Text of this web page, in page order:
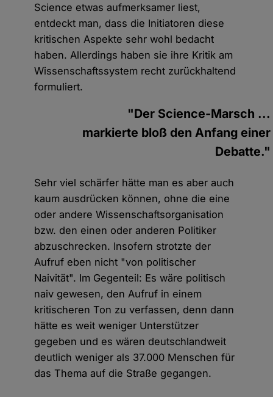
Science etwas aufmerksamer liest,
entdeckt man, dass die Initiatoren diese
kritischen Aspekte sehr wohl bedacht
haben. Allerdings haben sie ihre Kritik am
Wissenschaftssystem recht zurückhaltend
formuliert.
"Der Science-Marsch ...
markierte bloß den Anfang einer
Debatte."
Sehr viel schärfer hätte man es aber auch
kaum ausdrücken können, ohne die eine
oder andere Wissenschaftsorganisation
bzw. den einen oder anderen Politiker
abzuschrecken. Insofern strotzte der
Aufruf eben nicht "von politischer
Naivität". Im Gegenteil: Es wäre politisch
naiv gewesen, den Aufruf in einem
kritischeren Ton zu verfassen, denn dann
hätte es weit weniger Unterstützer
gegeben und es wären deutschlandweit
deutlich weniger als 37.000 Menschen für
das Thema auf die Straße gegangen.